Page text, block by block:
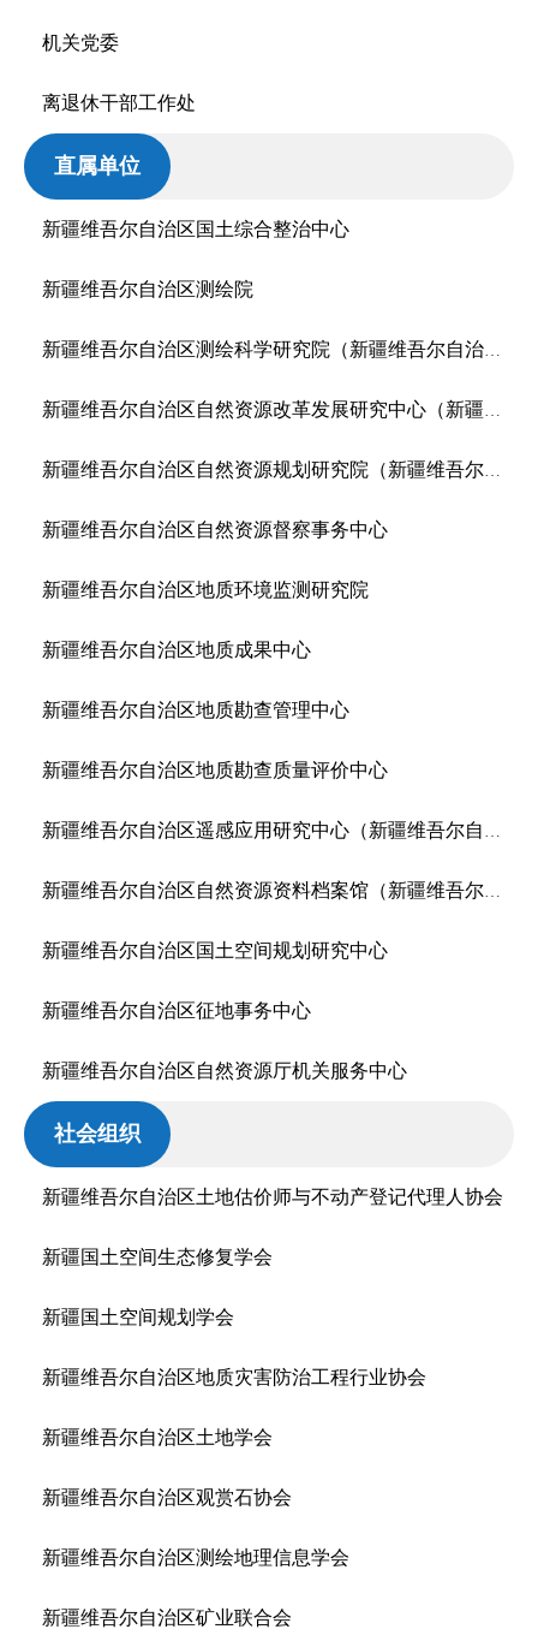
机关党委
离退休干部工作处
直属单位
新疆维吾尔自治区国土综合整治中心
新疆维吾尔自治区测绘院
新疆维吾尔自治区测绘科学研究院（新疆维吾尔自治区测绘产品质量监督检验站）
新疆维吾尔自治区自然资源改革发展研究中心（新疆维吾尔自治区自然资源宣传教育中心）
新疆维吾尔自治区自然资源规划研究院（新疆维吾尔自治区不动产登记中心）
新疆维吾尔自治区自然资源督察事务中心
新疆维吾尔自治区地质环境监测研究院
新疆维吾尔自治区地质成果中心
新疆维吾尔自治区地质勘查管理中心
新疆维吾尔自治区地质勘查质量评价中心
新疆维吾尔自治区遥感应用研究中心（新疆维吾尔自治区测绘成果中心）
新疆维吾尔自治区自然资源资料档案馆（新疆维吾尔自治区自然资源数据中心）
新疆维吾尔自治区国土空间规划研究中心
新疆维吾尔自治区征地事务中心
新疆维吾尔自治区自然资源厅机关服务中心
社会组织
新疆维吾尔自治区土地估价师与不动产登记代理人协会
新疆国土空间生态修复学会
新疆国土空间规划学会
新疆维吾尔自治区地质灾害防治工程行业协会
新疆维吾尔自治区土地学会
新疆维吾尔自治区观赏石协会
新疆维吾尔自治区测绘地理信息学会
新疆维吾尔自治区矿业联合会